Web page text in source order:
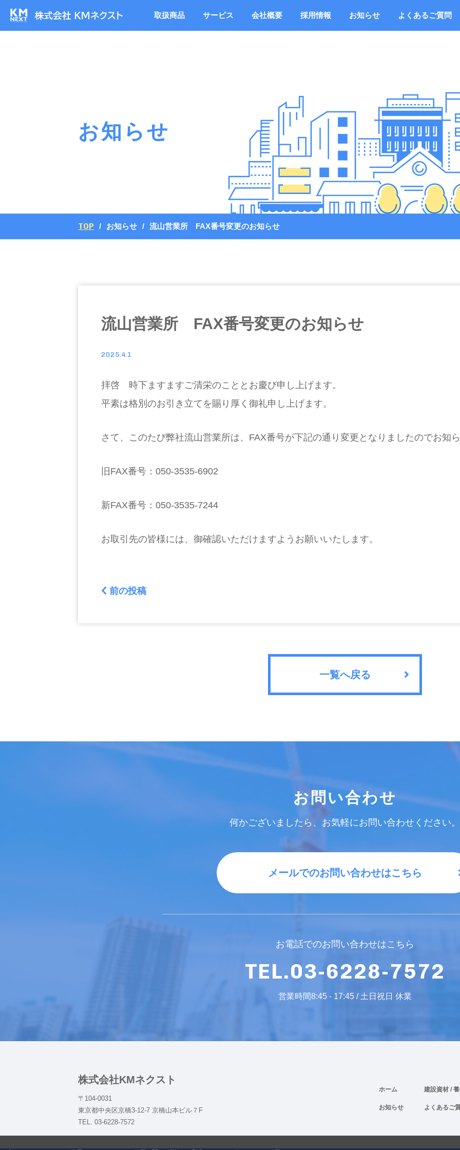
取扱商品 サービス 会社概要 採用情報 お知らせ よくあるご質問
お知らせ
TOP お知らせ 流山営業所 FAX番号変更のお知らせ
流山営業所 FAX番号変更のお知らせ
2025.4.1
拝啓 時下ますますご清栄のこととお慶び申し上げます。
平素は格別のお引き立てを賜り厚く御礼申し上げます。
さて、このたび弊社流山営業所は、FAX番号が下記の通り変更となりましたのでお知
旧FAX番号：050-3535-6902
新FAX番号：050-3535-7244
お取引先の皆様には、御確認いただけますようお願いいたします。
前の投稿
一覧へ戻る
お問い合わせ
何かございましたら、お気軽にお問い合わせください。
メールでのお問い合わせはこちら
お電話でのお問い合わせはこちら
TEL.03-6228-7572
営業時間8:45 - 17:45 / 土日祝日 休業
株式会社KMネクスト
〒104-0031
東京都中央区京橋3-12-7 京橋山本ビル７F
TEL. 03-6228-7572
ホーム
お知らせ
建設資材 /
よくあるご